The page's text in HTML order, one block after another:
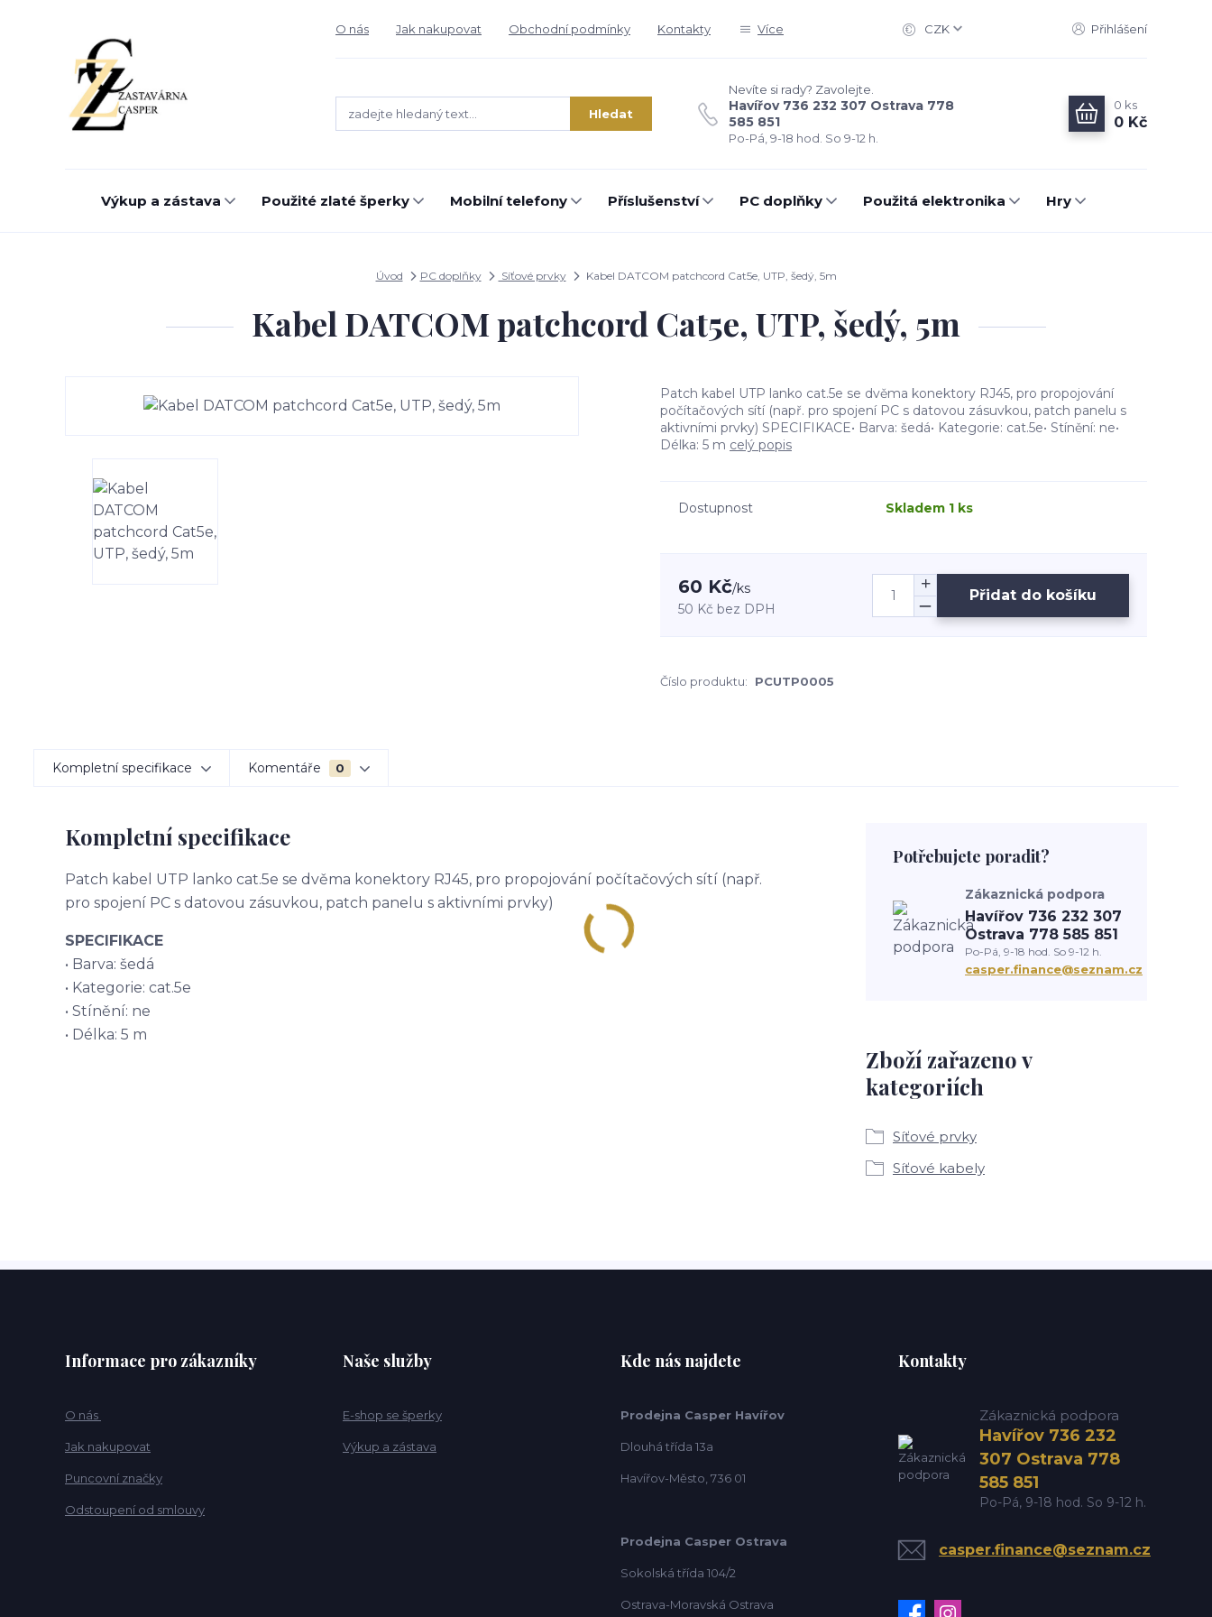
O nás Jak nakupovat Obchodní podmínky Kontakty Více CZK Přihlášení
Hledat
Nevíte si rady? Zavolejte.
Havířov 736 232 307 Ostrava 778
585 851
Po-Pá, 9-18 hod. So 9-12 h.
0 ks
0 Kč
Výkup a zástava Použité zlaté šperky Mobilní telefony Příslušenství PC doplňky Použitá elektronika Hry
Úvod PC doplňky Síťové prvky Kabel DATCOM patchcord Cat5e, UTP, šedý, 5m
Kabel DATCOM patchcord Cat5e, UTP, šedý, 5m
Patch kabel UTP lanko cat.5e se dvěma konektory RJ45, pro propojování
počítačových sítí (např. pro spojení PC s datovou zásuvkou, patch panelu s
aktivními prvky) SPECIFIKACE• Barva: šedá• Kategorie: cat.5e• Stínění: ne•
Délka: 5 m celý popis
Dostupnost Skladem 1 ks
60 Kč/ks
50 Kč bez DPH
Přidat do košíku
Číslo produktu: PCUTP0005
Kompletní specifikace Komentáře 0
Kompletní specifikace
Patch kabel UTP lanko cat.5e se dvěma konektory RJ45, pro propojování počítačových sítí (např.
pro spojení PC s datovou zásuvkou, patch panelu s aktivními prvky)
SPECIFIKACE
• Barva: šedá
• Kategorie: cat.5e
• Stínění: ne
• Délka: 5 m
Zboží zařazeno v
kategoriích
Síťové prvky
Síťové kabely
Potřebujete poradit?
Zákaznická podpora
Havířov 736 232 307
Ostrava 778 585 851
Po-Pá, 9-18 hod. So 9-12 h.
casper.finance@seznam.cz
Informace pro zákazníky
O nás
Jak nakupovat
Puncovní značky
Odstoupení od smlouvy
Naše služby
E-shop se šperky
Výkup a zástava
Kde nás najdete
Prodejna Casper Havířov
Dlouhá třída 13a
Havířov-Město, 736 01
Prodejna Casper Ostrava
Sokolská třída 104/2
Ostrava-Moravská Ostrava
Kontakty
Zákaznická podpora
Havířov 736 232
307 Ostrava 778
585 851
Po-Pá, 9-18 hod. So 9-12 h.
casper.finance@seznam.cz